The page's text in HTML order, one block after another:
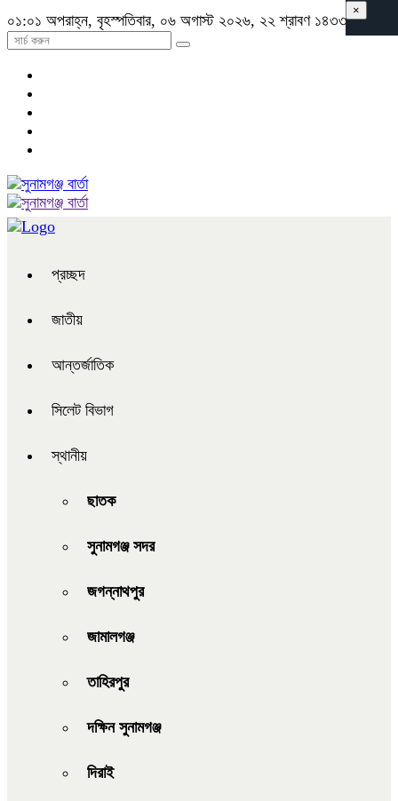
০১:০১ অপরাহ্ন, বৃহস্পতিবার, ০৬ অগাস্ট ২০২৬, ২২ শ্রাবণ ১৪৩৩ বঙ্গাব্দ
প্রচ্ছদ
জাতীয়
আন্তর্জাতিক
সিলেট বিভাগ
স্থানীয়
ছাতক
সুনামগঞ্জ সদর
জগন্নাথপুর
জামালগঞ্জ
তাহিরপুর
দক্ষিন সুনামগঞ্জ
দিরাই
×